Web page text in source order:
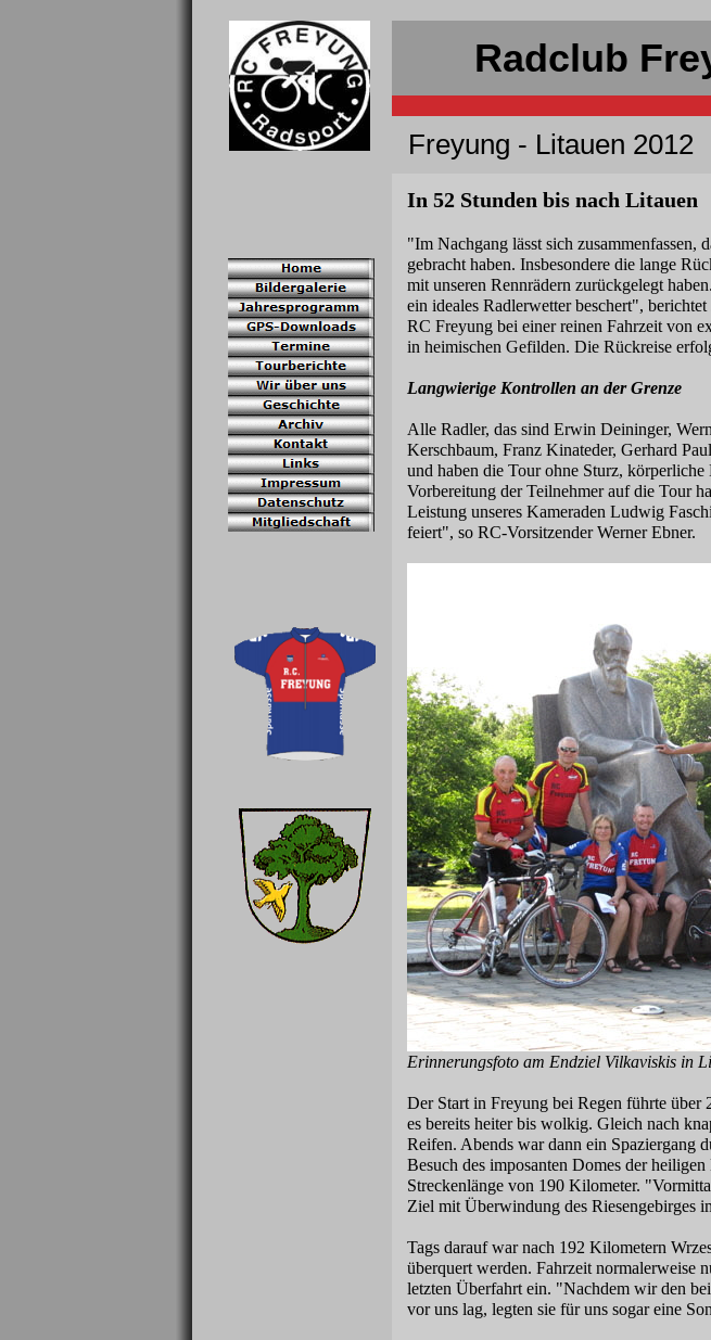
Radclub
Freyung - Litauen 2012
In 52 Stunden bis nach Litauen
"Im Nachgang lässt sich zusammenfassen,
gebracht haben. Insbesondere die lange
mit unseren Rennrädern zurückgelegt
ein ideales Radlerwetter beschert",
RC Freyung bei einer reinen Fahrzeit von
in heimischen Gefilden. Die Rückreise
Langwierige Kontrollen an der Grenze
Alle Radler, das sind Erwin Deininger,
Kerschbaum, Franz Kinateder, Gerhard
und haben die Tour ohne Sturz,
Vorbereitung der Teilnehmer auf die Tour
Leistung unseres Kameraden Ludwig
feiert", so RC-Vorsitzender Werner Ebner.
Erinnerungsfoto am Endziel Vilkaviskis in
Der Start in Freyung bei Regen führte
es bereits heiter bis wolkig. Gleich nach
Reifen. Abends war dann ein Spaziergang
Besuch des imposanten Domes der
Streckenlänge von 190 Kilometer.
Ziel mit Überwindung des Riesengebirges
Tags darauf war nach 192 Kilometern
überquert werden. Fahrzeit normalerweise
letzten Überfahrt ein. "Nachdem wir den
vor uns lag, legten sie für uns sogar eine